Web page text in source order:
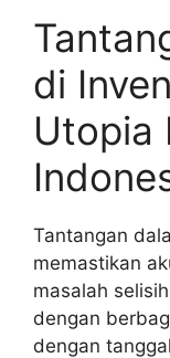
di
Utopia
Tantangan
memastikan
masalah
dengan
dengan